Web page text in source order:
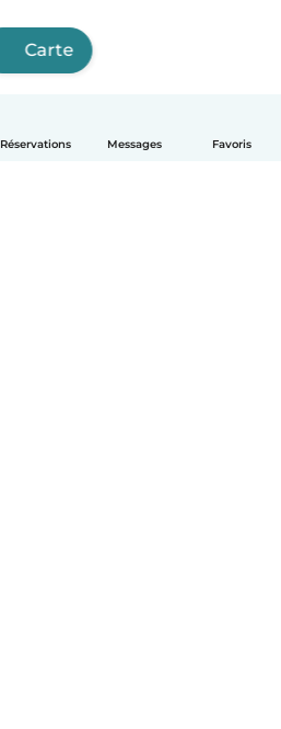
Réservations Messages Favoris
Carte